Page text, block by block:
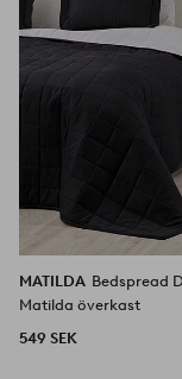
MATILDA Bedspread
Matilda överkast
549 SEK